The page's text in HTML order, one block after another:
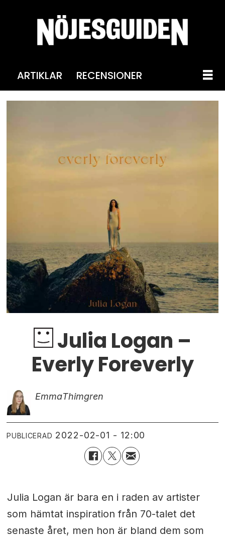
ARTIKLAR RECENSIONER
Julia Logan –
Everly Foreverly
EmmaThimgren
PUBLICERAD 2022-02-01 - 12:00
Julia Logan är bara en i raden av artister
som hämtat inspiration från 70-talet det
senaste året, men hon är bland dem som